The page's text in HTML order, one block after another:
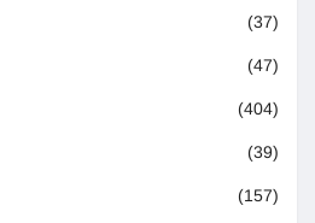
(37)
(47)
(404)
(39)
(157)